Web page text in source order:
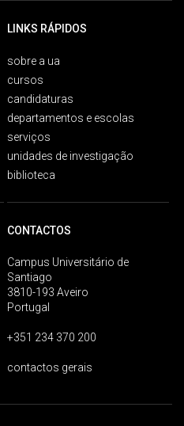
LINKS RÁPIDOS
sobre a ua
cursos
candidaturas
departamentos e escolas
serviços
unidades de investigação
biblioteca
CONTACTOS
Campus Universitário de
Santiago
3810-193 Aveiro
Portugal
+351 234 370 200
contactos gerais